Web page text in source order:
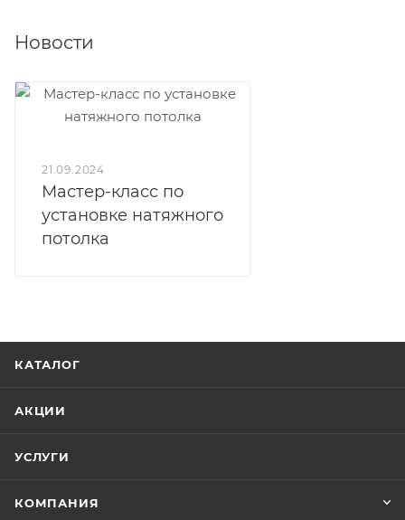
двигателей через разъем RJ12, для группового
управления
Новости
21.09.2024
Мастер-класс по
установке натяжного
потолка
КАТАЛОГ
АКЦИИ
УСЛУГИ
КОМПАНИЯ